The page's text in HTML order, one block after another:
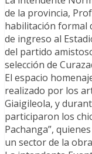
de la provincia,
habilitación formal
de ingreso al
del partido
selección de
El espacio
realizado por los
Giaigileola, y
participaron los
Pachanga”,
un sector de la